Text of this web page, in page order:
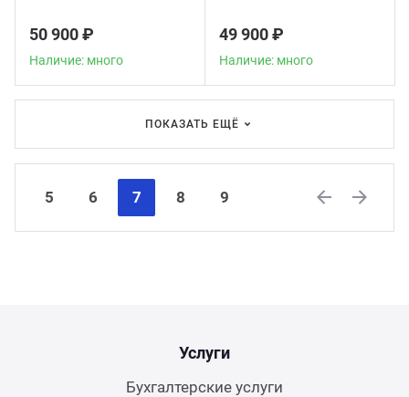
50 900 ₽
Наличие: много
49 900 ₽
Наличие: много
ПОКАЗАТЬ ЕЩЁ
5 6 7 8
9
Услуги
Бухгалтерские услуги